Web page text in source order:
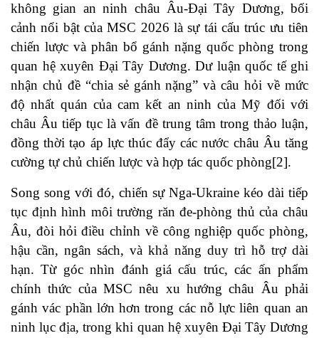
không gian an ninh châu Âu-Đại Tây Dương, bối
cảnh nổi bật của MSC 2026 là sự tái cấu trúc ưu tiên
chiến lược và phân bổ gánh nặng quốc phòng trong
quan hệ xuyên Đại Tây Dương. Dư luận quốc tế ghi
nhận chủ đề “chia sẻ gánh nặng” và câu hỏi về mức
độ nhất quán của cam kết an ninh của Mỹ đối với
châu Âu tiếp tục là vấn đề trung tâm trong thảo luận,
đồng thời tạo áp lực thúc đẩy các nước châu Âu tăng
cường tự chủ chiến lược và hợp tác quốc phòng[2].
Song song với đó, chiến sự Nga-Ukraine kéo dài tiếp
tục định hình môi trường răn đe-phòng thủ của châu
Âu, đòi hỏi điều chỉnh về công nghiệp quốc phòng,
hậu cần, ngân sách, và khả năng duy trì hỗ trợ dài
hạn. Từ góc nhìn đánh giá cấu trúc, các ấn phẩm
chính thức của MSC nêu xu hướng châu Âu phải
gánh vác phần lớn hơn trong các nỗ lực liên quan an
ninh lục địa, trong khi quan hệ xuyên Đại Tây Dương